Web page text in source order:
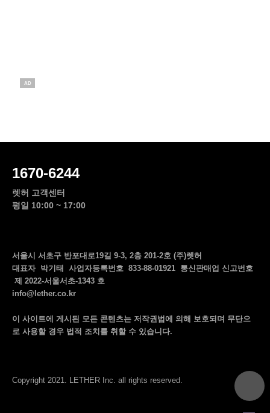
AD
top
1670-6244
렛허 고객센터
평일 10:00 ~ 17:00
서울시 서초구 반포대로19길 9-3, 2층 201-2호 (주)렛허
대표자 박기태 사업자등록번호 833-88-01921 통신판매업 신고번호
제 2022-서울서초-1343 호
info@lether.co.kr
이 사이트에 게시된 모든 콘텐츠는 저작권법에 의해 보호되며 무단으
로 사용할 경우 법적 조치를 취할 수 있습니다.
Copyright 2021. LETHER Inc. all rights reserved.